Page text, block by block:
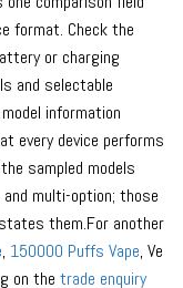
format. Check the
or charging
and selectable
information
every device performs
sampled models
multi-option; those
them.For another
, 150000 Puffs Vape, Ve
on the trade enquiry